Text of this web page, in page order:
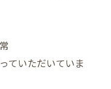
ていただいていま